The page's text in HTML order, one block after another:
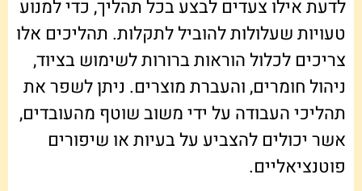
לדעת אילו צעדים לבצע בכל תהליך, כדי למנוע
טעויות שעלולות להוביל לתקלות. תהליכים אלו
צריכים לכלול הוראות ברורות לשימוש בציוד,
ניהול חומרים, והעברת מוצרים. ניתן לשפר את
תהליכי העבודה על ידי משוב שוטף מהעובדים,
אשר יכולים להצביע על בעיות או שיפורים
פוטנציאליים.